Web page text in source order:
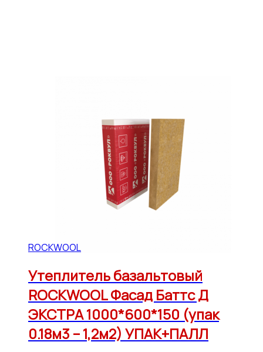
ROCKWOOL
Утеплитель базальтовый
ROCKWOOL Фасад Баттс Д
ЭКСТРА 1000*600*150 (упак
0.18м3 – 1,2м2) УПАК+ПАЛЛ